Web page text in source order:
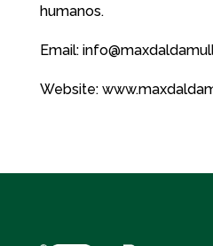
humanos.
Email:
Website: